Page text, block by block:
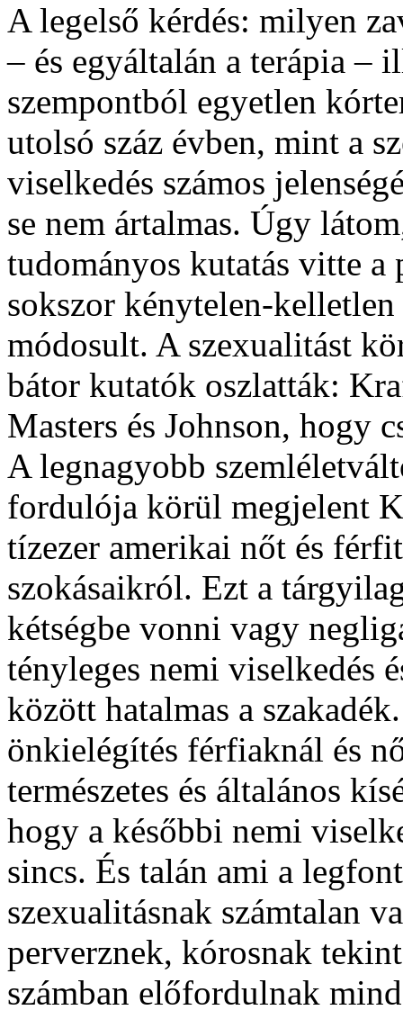
A legelső kérdés: milyen
– és egyáltalán a terápia –
szempontból egyetlen
utolsó száz évben, mint a
viselkedés számos
se nem ártalmas. Úgy
tudományos kutatás vitte
sokszor kénytelen-kelletlen
módosult. A szexualitást
bátor kutatók oszlatták:
Masters és Johnson, hogy
A legnagyobb
fordulója körül megjelent
tízezer amerikai nőt és
szokásaikról. Ezt a
kétségbe vonni vagy
tényleges nemi viselkedés
között hatalmas a
önkielégítés férfiaknál és
természetes és általános
hogy a későbbi nemi
sincs. És talán ami a
szexualitásnak számtalan
perverznek, kórosnak
számban előfordulnak